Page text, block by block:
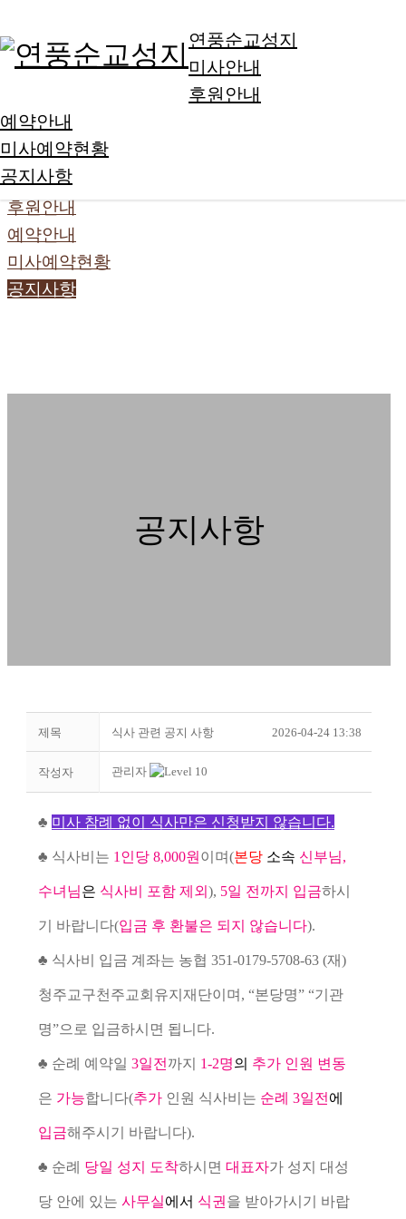
연풍순교성지
미사안내
후원안내
예약안내
미사예약현황
공지사항
연풍순교성지
미사안내
후원안내
예약안내
미사예약현황
공지사항
공지사항
제목 식사 관련 공지 사항 2026-04-24 13:38
작성자 관리자
♣ 미사 참례 없이 식사만은 신청받지 않습니다.
♣ 식사비는 1 인당8,000원 이며(본당 소속 신부님,
수녀님은 식사비 포함 제외), 5일 전까지 입금하시
기 바랍니다(입금 후 환불은 되지 않습니다).
♣ 식사비 입금 계좌는 농협351-0179-5708-63 (재)
청주교구천주교회유지재단이며 , “본당명” “기관
명”으로 입금하시면 됩니다.
♣ 순례 예약일 3일전 까지 1-2명의 추가 인원 변동
은 가능합니다(추가 인원 식사비는 순례 3일전 에
입금해주시기 바랍니다).
♣ 순례 당일 성지 도착하시면대표자가 성지 대성
당 안에 있는사무실에서 식권 을 받아가시기 바랍